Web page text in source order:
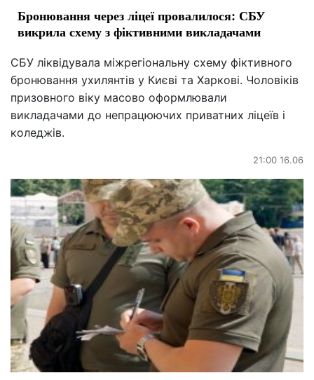
Бронювання через ліцеї провалилося: СБУ
викрила схему з фіктивними викладачами
СБУ ліквідувала міжрегіональну схему фіктивного
бронювання ухилянтів у Києві та Харкові. Чоловіків
призовного віку масово оформлювали
викладачами до непрацюючих приватних ліцеїв і
коледжів.
21:00 16.06